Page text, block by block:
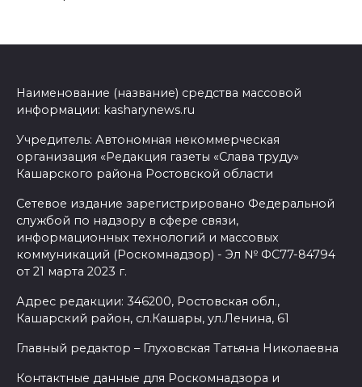
Наименование (название) средства массовой
информации: kasharynews.ru
Учредитель: Автономная некоммерческая
организация «Редакция газеты «Слава труду»
Кашарского района Ростовской области
Сетевое издание зарегистрировано Федеральной
службой по надзору в сфере связи,
информационных технологий и массовых
коммуникаций (Роскомнадзор) - Эл № ФС77-84794
от 21 марта 2023 г.
Адрес редакции: 346200, Ростовская обл.,
Кашарский район, сл.Кашары, ул.Ленина, 61
Главный редактор – Глуховская Татьяна Николаевна
Контактные данные для Роскомнадзора и